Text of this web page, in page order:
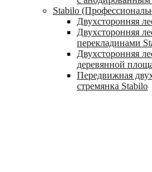
Stabilo
Двухсторонняя
Двухсторонняя
перекладинами
Двухсторонняя
деревянной
Передвижная
стремянка Stabilo